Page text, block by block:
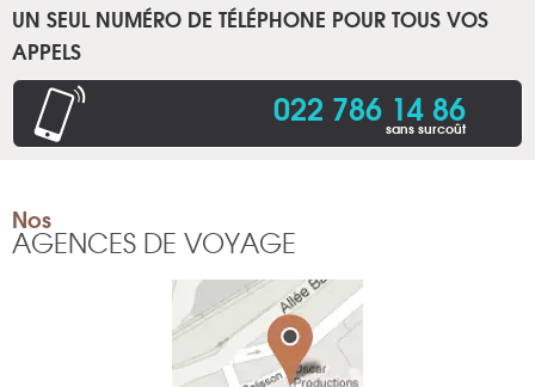
UN SEUL NUMÉRO DE TÉLÉPHONE POUR TOUS VOS
APPELS
022 786 14 86
sans surcoût
Nos
AGENCES DE VOYAGE